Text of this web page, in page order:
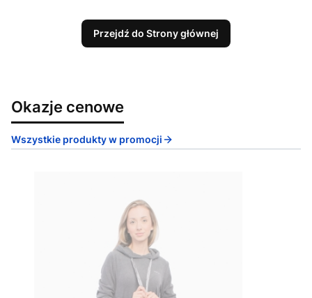
Przejdź do Strony głównej
Okazje cenowe
Wszystkie produkty w promocji